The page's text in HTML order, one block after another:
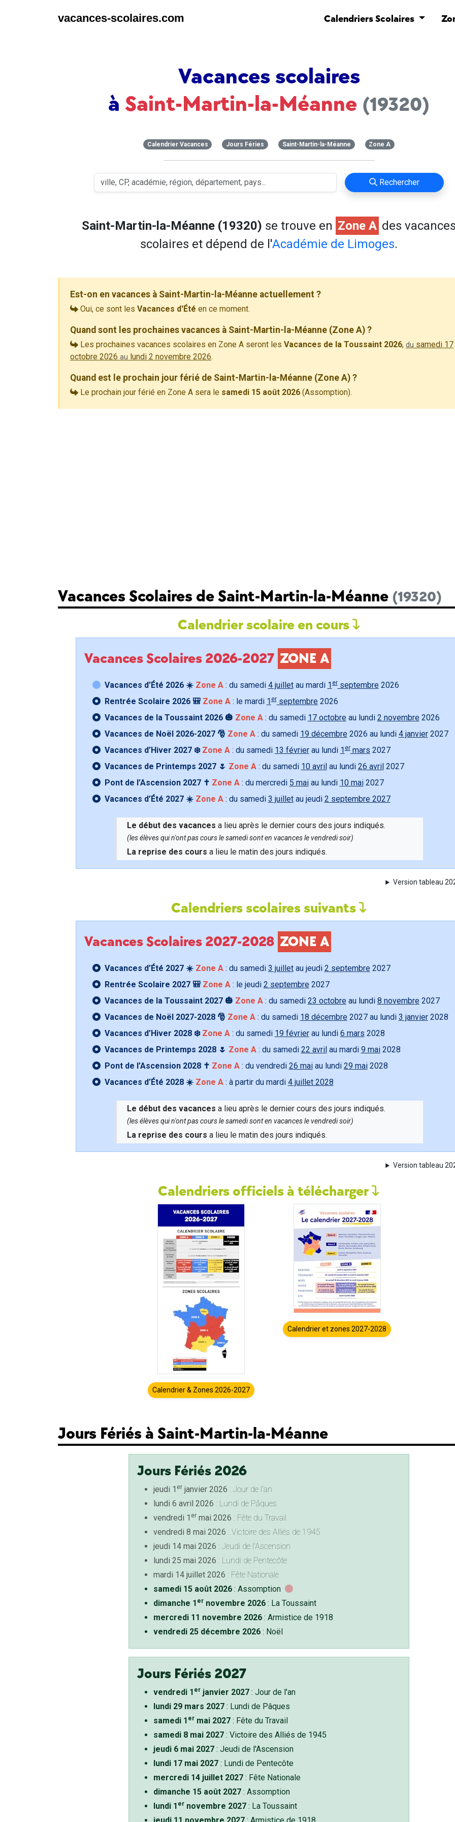
vacances-scolaires.com Calendriers Scolaires
Vacances scolaires
à Saint-Martin-la-Méanne (19320)
Calendrier Vacances Jours Féries Saint-Martin-la-Méanne Zone A
Rechercher
Saint-Martin-la-Méanne (19320) se trouve en Zone A des vacances
scolaires et dépend de l'Académie de Limoges.
Est-on en vacances à Saint-Martin-la-Méanne actuellement ?
Oui, ce sont les Vacances d'Été en ce moment.
Quand sont les prochaines vacances à Saint-Martin-la-Méanne (Zone A) ?
Les prochaines vacances scolaires en Zone A seront les Vacances de la Toussaint 2026, du samedi 17
octobre 2026 au lundi 2 novembre 2026.
Quand est le prochain jour férié de Saint-Martin-la-Méanne (Zone A) ?
Le prochain jour férié en Zone A sera le samedi 15 août 2026 (Assomption).
Vacances Scolaires de Saint-Martin-la-Méanne (19320)
Calendrier scolaire en cours
Vacances Scolaires 2026-2027 ZONE A
Vacances d’Été 2026 ☀️ Zone A: du samedi 4 juilletau mardi 1 erseptembre 2026
Rentrée Scolaire 2026 🎒 Zone A: le mardi 1erseptembre 2026
Vacances de la Toussaint 2026 🎃 Zone A: du samedi 17 octobre au lundi 2 novembre 2026
Vacances de Noël 2026-2027 🎅 Zone A: du samedi 19 décembre 2026 au lundi 4 janvier2027
Vacances d’Hiver 2027 ❄️ Zone A: du samedi 13 févrierau lundi 1ermars 2027
Vacances de Printemps 2027 🌷 Zone A: du samedi 10 avril au lundi 26 avril 2027
Pont de l’Ascension 2027 ✝️ Zone A: du mercredi 5 maiau lundi 10 mai2027
Vacances d’Été 2027 ☀️ Zone A: du samedi 3 juilletau jeudi 2 septembre 2027
Le début des vacances a lieu après le dernier cours des jours indiqués.
(les élèves qui n'ont pas cours le samedi sont en vacances le vendredi soir)
La reprise des cours a lieu le matin des jours indiqués.
Version tableau
Calendriers scolaires suivants
Vacances Scolaires 2027-2028 ZONE A
Vacances d’Été 2027 ☀️ Zone A: du samedi 3 juilletau jeudi 2 septembre 2027
Rentrée Scolaire 2027 🎒 Zone A: le jeudi 2 septembre 2027
Vacances de la Toussaint 2027 🎃 Zone A: du samedi 23 octobre au lundi 8 novembre 2027
Vacances de Noël 2027-2028 🎅 Zone A: du samedi 18 décembre 2027 au lundi 3 janvier2028
Vacances d’Hiver 2028 ❄️ Zone A: du samedi 19 févrierau lundi 6 mars 2028
Vacances de Printemps 2028 🌷 Zone A: du samedi 22 avril au mardi 9 mai2028
Pont de l’Ascension 2028 ✝️ Zone A: du vendredi 26 maiau lundi 29 mai2028
Vacances d’Été 2028 ☀️ Zone A: à partir du mardi 4 juillet 2028
Le début des vacances a lieu après le dernier cours des jours indiqués.
(les élèves qui n'ont pas cours le samedi sont en vacances le vendredi soir)
La reprise des cours a lieu le matin des jours indiqués.
Version tableau
Calendriers officiels à télécharger
Calendrier & Zones 2026-2027
Calendrier et zones 2027-2028
Jours Fériés à Saint-Martin-la-Méanne
Jours Fériés 2026
jeudi 1 erjanvier 2026 : Jour de l'an
lundi 6 avril 2026 : Lundi de Pâques
vendredi 1 ermai 2026 : Fête du Travail
vendredi 8 mai 2026 : Victoire des Alliés de 1945
jeudi 14 mai 2026 : Jeudi de l'Ascension
lundi 25 mai 2026 : Lundi de Pentecôte
mardi 14 juillet 2026 : Fête Nationale
samedi 15 août 2026: Assomption
dimanche 1 ernovembre 2026: La Toussaint
mercredi 11 novembre 2026: Armistice de 1918
vendredi 25 décembre 2026: Noël
Jours Fériés 2027
vendredi 1 erjanvier 2027: Jour de l'an
lundi 29 mars 2027: Lundi de Pâques
samedi 1 ermai 2027: Fête du Travail
samedi 8 mai 2027: Victoire des Alliés de 1945
jeudi 6 mai 2027: Jeudi de l'Ascension
lundi 17 mai 2027: Lundi de Pentecôte
mercredi 14 juillet 2027: Fête Nationale
dimanche 15 août 2027: Assomption
lundi 1 ernovembre 2027: La Toussaint
jeudi 11 novembre 2027: Armistice de 1918